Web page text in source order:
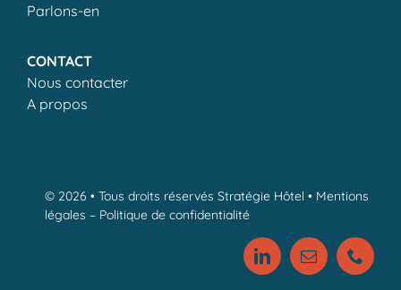
Parlons-en
CONTACT
Nous contacter
A propos
© 2026 • Tous droits réservés Stratégie Hôtel • Mentions
légales – Politique de confidentialité